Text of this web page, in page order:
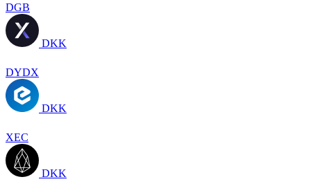
DGB
DKK
DYDX
DKK
XEC
DKK